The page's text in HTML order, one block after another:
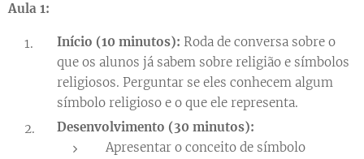
Aula 1:
Início (10 minutos): Roda de conversa sobre o
que os alunos já sabem sobre religião e símbolos
religiosos. Perguntar se eles conhecem algum
símbolo religioso e o que ele representa.
Desenvolvimento (30 minutos):
Apresentar o conceito de símbolo